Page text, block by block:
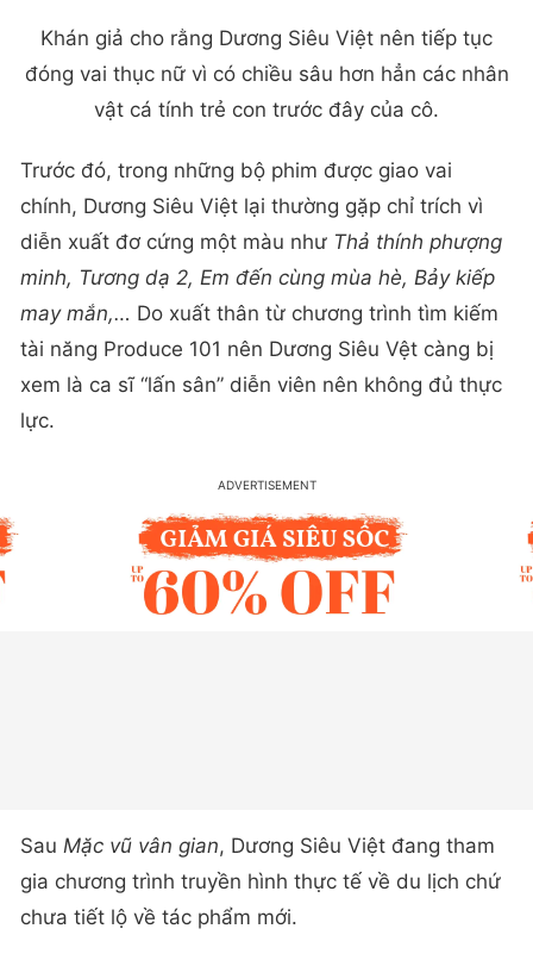
Khán giả cho rằng Dương Siêu Việt nên tiếp tục
đóng vai thục nữ vì có chiều sâu hơn hẳn các nhân
vật cá tính trẻ con trước đây của cô.
Trước đó, trong những bộ phim được giao vai
chính, Dương Siêu Việt lại thường gặp chỉ trích vì
diễn xuất đơ cứng một màu như Thả thính phượng
minh, Tương dạ 2, Em đến cùng mùa hè, Bảy kiếp
may mắn,… Do xuất thân từ chương trình tìm kiếm
tài năng Produce 101 nên Dương Siêu Vệt càng bị
xem là ca sĩ “lấn sân” diễn viên nên không đủ thực
lực.
Sau Mặc vũ vân gian, Dương Siêu Việt đang tham
gia chương trình truyền hình thực tế về du lịch chứ
chưa tiết lộ về tác phẩm mới.